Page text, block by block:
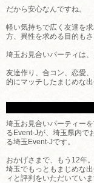
だから安心なんですね。
軽い気持ちで広く友達を
方、異性を求める目的もさ
埼玉お見合いパーティは
友達作り、合コン、恋愛
的にマッチしたまじめな
埼玉お見合いパーティー
るEvent-Jが、埼玉県内で
る埼玉Event-Jです。
おかげさまで、もう12年。
埼玉でもっともまじめな
ィと評判をいただいていま